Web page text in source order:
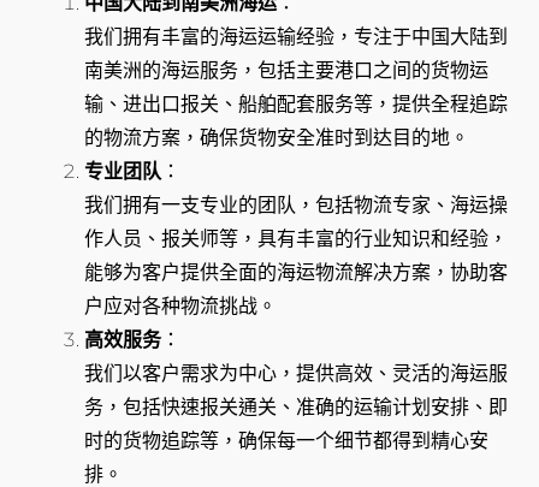
我们拥有丰富的海运运输经验，专注于中国大陆到
南美洲的海运服务，包括主要港口之间的货物运
输、进出口报关、船舶配套服务等，提供全程追踪
的物流方案，确保货物安全准时到达目的地。
专业团队 ：
我们拥有一支专业的团队，包括物流专家、海运操
作人员、报关师等，具有丰富的行业知识和经验，
能够为客户提供全面的海运物流解决方案，协助客
户应对各种物流挑战。
高效服务：
我们以客户需求为中心，提供高效、灵活的海运服
务，包括快速报关通关、准确的运输计划安排、即
时的货物追踪等，确保每一个细节都得到精心安
排。